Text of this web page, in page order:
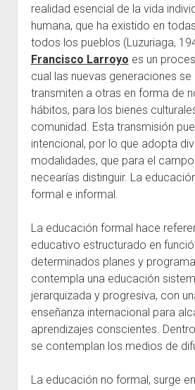
realidad esencial de la vida
humana, que ha existido en
todos los pueblos (Luzuriaga,
Francisco Larroyo es un
cual las nuevas generaciones se
transmiten a otras en forma de
hábitos, para los bienes
comunidad. Esta transmisión
intencional, por lo que adopta
modalidades, que para el
necearías distinguir. La
formal e informal.
La educación formal hace
educativo estructurado en
determinados planes y
contempla una educación
jerarquizada y progresiva, con
enseñanza internacional para
aprendizajes conscientes.
se contemplan los medios de
La educación no formal, surge